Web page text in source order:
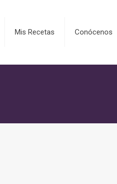
Mis Recetas Conócenos